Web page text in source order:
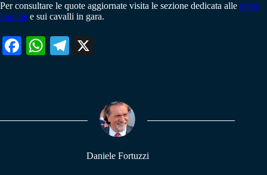
Per consultare le quote aggiornate visita le sezione dedicata alle corse
ippiche e sui cavalli in gara.
Fa W
pp
Te
m
Daniele Fortuzzi